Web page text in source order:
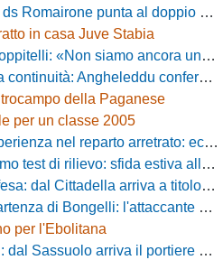
punta al doppio colpo Baldan-Volpicelli
in casa Juve Stabia
ancora una squadra, ora serve tirare una riga!»
confermato in panchina, in attacco arriva Loru
della Paganese
per un classe 2005
nel reparto arretrato: ecco Orlando
sfida estiva allo Zecchini con il Grosseto
arriva a titolo definitivo Riccardo Gatti
l'attaccante passa in Serie D
per l'Ebolitana
arriva il portiere Gioele Zacchi